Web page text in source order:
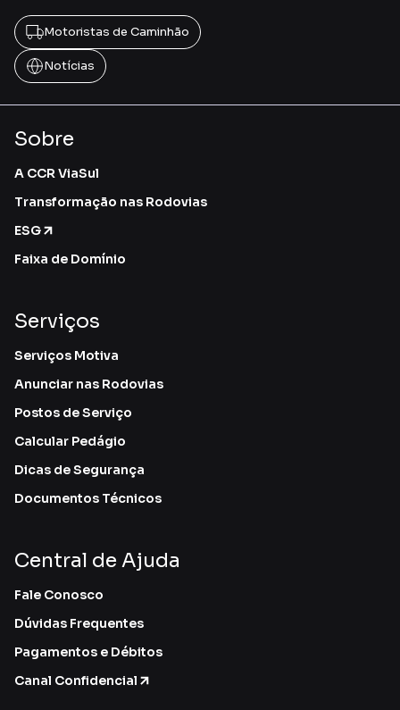
Motoristas de Caminhão
Notícias
Sobre
A CCR ViaSul
Transformação nas Rodovias
ESG
Faixa de Domínio
Serviços
Serviços Motiva
Anunciar nas Rodovias
Postos de Serviço
Calcular Pedágio
Dicas de Segurança
Documentos Técnicos
Central de Ajuda
Fale Conosco
Dúvidas Frequentes
Pagamentos e Débitos
Canal Confidencial